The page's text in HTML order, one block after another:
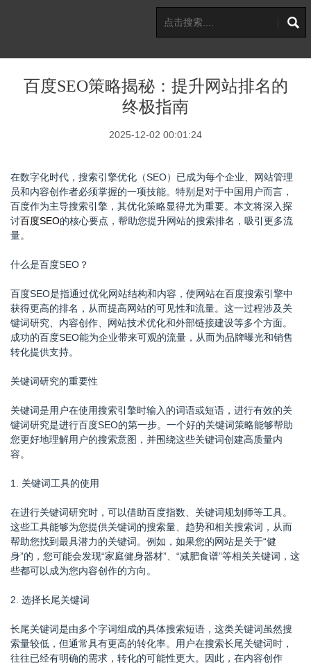
百度SEO策略揭秘：提升网站排名的
终极指南
2025-12-02 00:01:24
在数字化时代，搜索引擎优化（SEO）已成为每个企业、网站管理
员和内容创作者必须掌握的一项技能。特别是对于中国用户而言，
百度作为主导搜索引擎，其优化策略显得尤为重要。本文将深入探
讨百度SEO的核心要点，帮助您提升网站的搜索排名，吸引更多流
量。
什么是百度SEO？
百度SEO是指通过优化网站结构和内容，使网站在百度搜索引擎中
获得更高的排名，从而提高网站的可见性和流量。这一过程涉及关
键词研究、内容创作、网站技术优化和外部链接建设等多个方面。
成功的百度SEO能为企业带来可观的流量，从而为品牌曝光和销售
转化提供支持。
关键词研究的重要性
关键词是用户在使用搜索引擎时输入的词语或短语，进行有效的关
键词研究是进行百度SEO的第一步。一个好的关键词策略能够帮助
您更好地理解用户的搜索意图，并围绕这些关键词创建高质量内
容。
1. 关键词工具的使用
在进行关键词研究时，可以借助百度指数、关键词规划师等工具。
这些工具能够为您提供关键词的搜索量、趋势和相关搜索词，从而
帮助您找到最具潜力的关键词。例如，如果您的网站是关于“健
身”的，您可能会发现“家庭健身器材”、“减肥食谱”等相关关键词，这
些都可以成为您内容创作的方向。
2. 选择长尾关键词
长尾关键词是由多个字词组成的具体搜索短语，这类关键词虽然搜
索量较低，但通常具有更高的转化率。用户在搜索长尾关键词时，
往往已经有明确的需求，转化的可能性更大。因此，在内容创作